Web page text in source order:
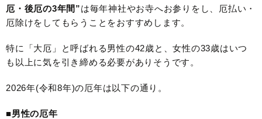
厄・後厄の3年間”は毎年神社やお寺へお参りをし、厄払い・
厄除けをしてもらうことをおすすめします。
特に「大厄」と呼ばれる男性の42歳と、女性の33歳はいつ
も以上に気を引き締める必要がありそうです。
2026年(令和8年)の厄年は以下の通り。
■男性の厄年